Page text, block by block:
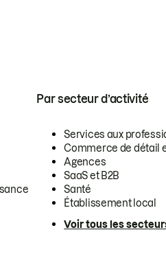
Par secteur d’activité
Services aux
Commerce de détail
Agences
SaaS et B2B
Santé
Établissement local
Voir tous les